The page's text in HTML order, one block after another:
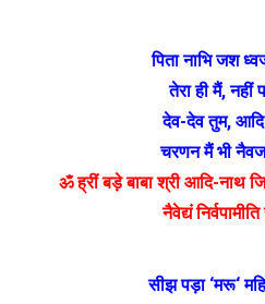
पिता नाभि जश
तेरा ही मैं,नहीं
देव-देव तुम,
चरणन मैं भी
ॐ ह्रीं बड़े बाबा श्री आदि-नाथ
नैवेद्यं
सीझ पड़ा ‘मरू‘